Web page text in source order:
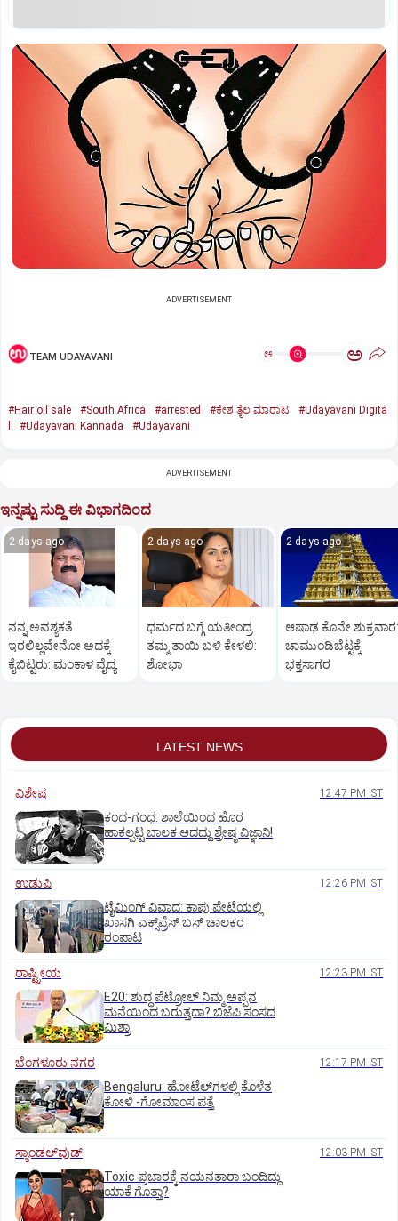
ADVERTISEMENT
TEAM UDAYAVANI ಅ ಅ
#Hair oil sale #South Africa #arrested #ಕೇಶ ತೈಲ ಮಾರಾಟ
#Udayavani Digita
#Udayavani Kannada #Udayavani
ADVERTISEMENT
ಇನ್ನಷ್ಟು ಸುದ್ದಿ ಈ ವಿಭಾಗದಿಂದ
2 days ago
ನನ್ನ ಅವಶ್ಯಕತೆ
ಇರಲಿಲ್ಲವೇನೋ ಅದಕ್ಕೆ
ಕೈಬಿಟ್ಟರು: ಮಂಕಾಳ ವೈದ್ಯ
2 days ago
ಧರ್ಮದ ಬಗ್ಗೆ ಯತೀಂದ್ರ
ತಮ್ಮ ತಾಯಿ ಬಳಿ ಕೇಳಲಿ:
ಶೋಭಾ
2 days ago
ಆಷಾಢ ಕೊನೇ ಶುಕ್ರವಾರ:
ಚಾಮುಂಡಿಬೆಟ್ಟಕ್ಕೆ
ಭಕ್ತಸಾಗರ
LATEST NEWS
ವಿಶೇಷ 12:47 PM IST
ಕಂದ-ಗಂಧ: ಶಾಲೆಯಿಂದ ಹೊರ
ಹಾಕಲ್ಪಟ್ಟ ಬಾಲಕ ಆದದ್ದು ಶ್ರೇಷ್ಠ ವಿಜ್ಞಾನಿ!
ಉಡುಪಿ 12:26 PM IST
ಟೈಮಿಂಗ್‌ ವಿವಾದ: ಕಾಪು ಪೇಟೆಯಲ್ಲಿ
ಖಾಸಗಿ ಎಕ್ಸ್‌ಪ್ರೆಸ್ ಬಸ್‌ ಚಾಲಕರ
ರಂಪಾಟ
ರಾಷ್ಟ್ರೀಯ 12:23 PM IST
E20: ಶುದ್ಧ ಪೆಟ್ರೋಲ್ ನಿಮ್ಮ ಅಪ್ಪನ
ಮನೆಯಿಂದ ಬರುತ್ತದಾ? ಬಿಜೆಪಿ ಸಂಸದ
ಮಿಶ್ರಾ
ಬೆಂಗಳೂರು ನಗರ 12:17 PM IST
Bengaluru: ಹೋಟೆಲ್‌ಗ‌ಳಲ್ಲಿ ಕೊಳೆತ
ಕೋಳಿ -ಗೋಮಾಂಸ ಪತ್ತೆ
ಸ್ಯಾಂಡಲ್‌ವುಡ್‌ 12:03 PM IST
Toxic ಪ್ರಚಾರಕ್ಕೆ ನಯನತಾರಾ ಬಂದಿದ್ದು
ಯಾಕೆ ಗೊತ್ತಾ?